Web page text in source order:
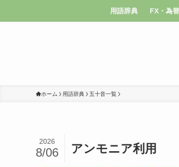
用語辞典 FX・為替
ホーム 用語辞典 五十音一覧
アンモニア利用
2026
8/06